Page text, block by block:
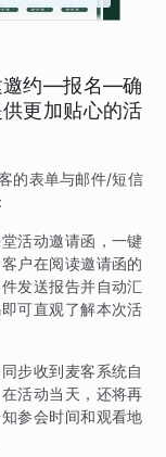
邀约—报名—确
更加贴心的活
的表单与邮件/短信
活动邀请函，一键
户在阅读邀请函的
发送报告并自动汇
可直观了解本次活
步收到麦客系统自
活动当天，还将再
参会时间和观看地